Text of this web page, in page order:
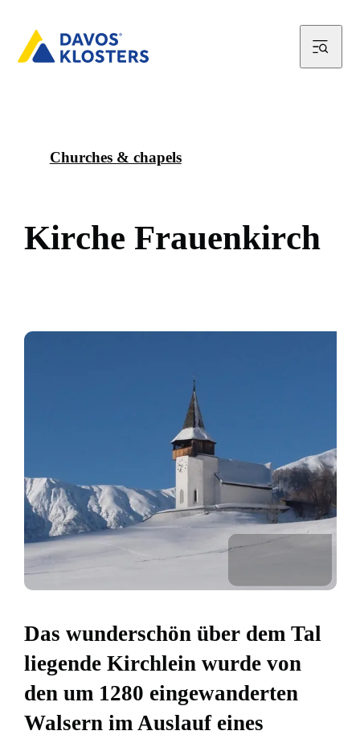
Churches & chapels
Kirche Frauenkirch
Das wunderschön über dem Tal
liegende Kirchlein wurde von
den um 1280 eingewanderten
Walsern im Auslauf eines